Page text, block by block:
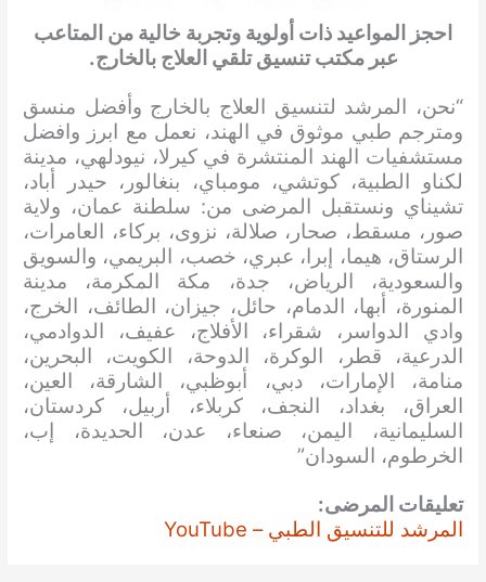
احجز المواعيد ذات أولوية وتجربة خالية من المتاعب
عبر مكتب تنسيق تلقي العلاج بالخارج.
“نحن، المرشد لتنسيق العلاج بالخارج وأفضل منسق
ومترجم طبي موثوق في الهند، نعمل مع ابرز وافضل
مستشفيات الهند المنتشرة في كيرلا، نيودلهي، مدينة
لكناو الطبية، كوتشي، مومباي، بنغالور، حيدر أباد،
تشيناي ونستقبل المرضى من: سلطنة عمان، ولاية
صور، مسقط، صحار، صلالة، نزوى، بركاء، العامرات،
الرستاق، هيما، إبرا، عبري، خصب، البريمي، والسويق
والسعودية، الرياض، جدة، مكة المكرمة، مدينة
المنورة، أبها، الدمام، حائل، جيزان، الطائف، الخرج،
وادي الدواسر، شقراء، الأفلاج، عفيف، الدوادمي،
الدرعية، قطر، الوكرة، الدوحة، الكويت، البحرين،
منامة، الإمارات، دبي، أبوظبي، الشارقة، العين،
العراق، بغداد، النجف، كربلاء، أربيل، كردستان،
السليمانية، اليمن، صنعاء، عدن، الحديدة، إب،
الخرطوم، السودان”
تعليقات المرضى:
المرشد للتنسيق الطبي – YouTube